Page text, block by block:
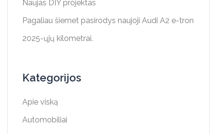
Naujas DIY projektas
Pagaliau šiemet pasirodys naujoji Audi A2 e-tron
2025-ųjų kilometrai.
Kategorijos
Apie viską
Automobiliai